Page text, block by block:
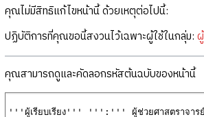
คุณไม่มีสิทธิแก้ไขหน้านี้ ด้วยเหตุต่อไปนี้:
ปฏิบัติการที่คุณขอนี้สงวนไว้เฉพาะผู้ใช้ในกลุ่ม:
คุณสามารถดูและคัดลอกรหัสต้นฉบับของหน้านี้